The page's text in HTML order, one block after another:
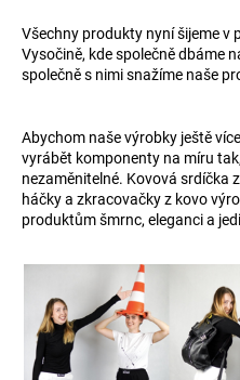
Všechny produkty nyní šijeme v
Vysočině, kde společně dbáme
společně s nimi snažíme naše
Abychom naše výrobky ještě
vyrábět komponenty na míru
nezaměnitelné. Kovová srdíčka
háčky a zkracovačky z kovo
produktům šmrnc, eleganci a